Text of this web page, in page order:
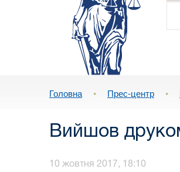
Головна • Прес-центр •
Вийшов
10 жовтня 2017, 18:10